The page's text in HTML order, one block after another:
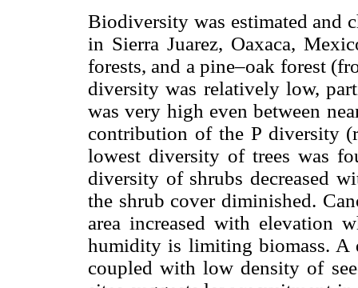
Biodiversity was estimated and
in Sierra Juarez, Oaxaca,
forests, and a pine–oak forest
diversity was relatively low,
was very high even between
contribution of the P diversity
lowest diversity of trees was
diversity of shrubs decreased
the shrub cover diminished.
area increased with elevation
humidity is limiting biomass. A
coupled with low density of